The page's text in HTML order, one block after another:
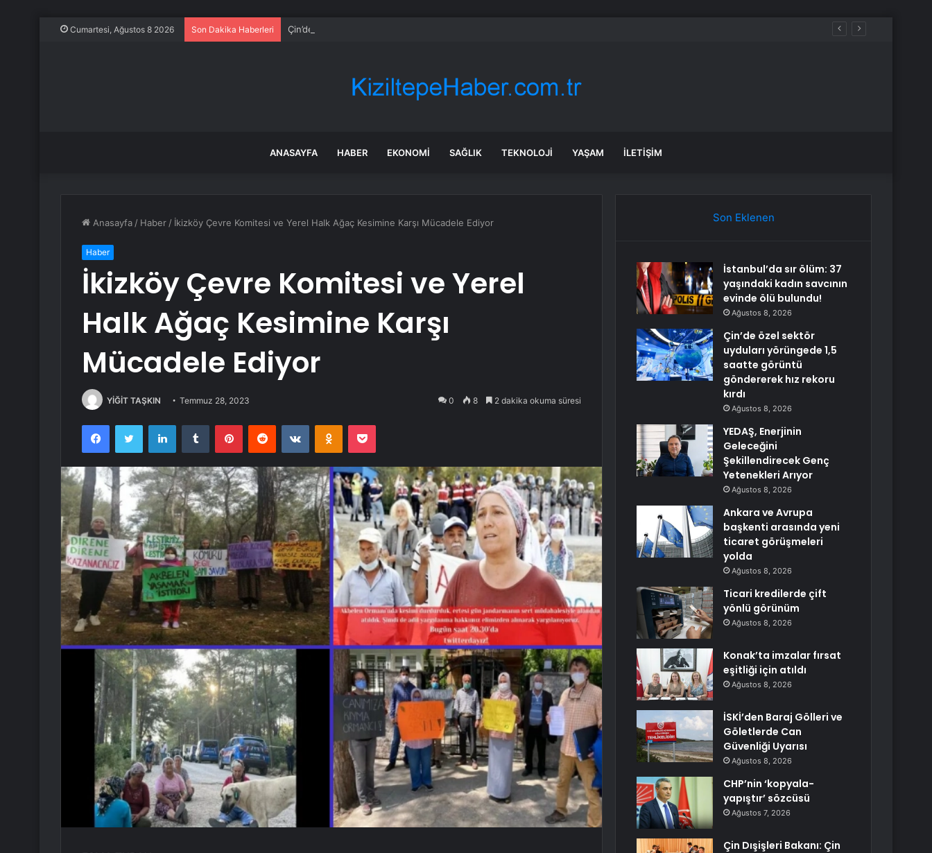
Cumartesi, Ağustos 8 2026 Son Dakika Haberleri Çin’de özel sektör uyduları yörüngede 1,5 saatte görüntü göndererek hız rekoru kırdı
ANASAYFA HABER EKONOMI SAĞLIK TEKNOLOJI YAŞAM İLETIŞIM
Anasayfa / Haber / İkizköy Çevre Komitesi ve Yerel Halk Ağaç Kesimine Karşı Mücadele Ediyor
Haber
İkizköy Çevre Komitesi ve Yerel
Halk Ağaç Kesimine Karşı
Mücadele Ediyor
YİĞİT TAŞKIN Temmuz 28, 2023 0 8 2 dakika okuma süresi
FacebookTwitter LinkedInTumblr PinterestReddit VKontakteOdnoklassniki
Pocket
Son Eklenen
İstanbul’da sır ölüm: 37
yaşındaki kadın savcının
evinde ölü bulundu!
Ağustos 8, 2026
Çin’de özel sektör
uyduları yörüngede 1,5
saatte görüntü
göndererek hız rekoru
kırdı
Ağustos 8, 2026
YEDAŞ, Enerjinin
Geleceğini
Şekillendirecek Genç
Yetenekleri Arıyor
Ağustos 8, 2026
Ankara ve Avrupa
başkenti arasında yeni
ticaret görüşmeleri
yolda
Ağustos 8, 2026
Ticari kredilerde çift
yönlü görünüm
Ağustos 8, 2026
Konak’ta imzalar fırsat
eşitliği için atıldı
Ağustos 8, 2026
İSKİ’den Baraj Gölleri ve
Göletlerde Can
Güvenliği Uyarısı
Ağustos 8, 2026
CHP’nin ‘kopyala-
yapıştır’ sözcüsü
Ağustos 7, 2026
Çin Dışişleri Bakanı: Çin